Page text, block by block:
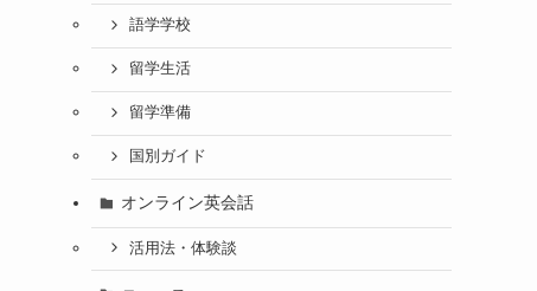
語学学校
留学生活
留学準備
国別ガイド
オンライン英会話
活用法・体験談